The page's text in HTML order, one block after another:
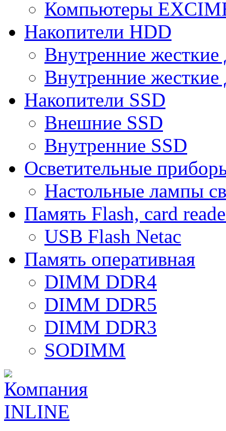
Компьютеры
Накопители HDD
Внутренние
Внутренние
Накопители SSD
Внешние SSD
Внутренние SSD
Осветительные
Настольные лампы
Память Flash, card
USB Flash Netac
Память оперативная
DIMM DDR4
DIMM DDR5
DIMM DDR3
SODIMM